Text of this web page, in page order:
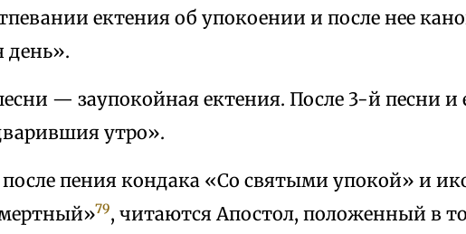
ектения об упокоении и после нее
день».
— заупокойная ектения. После 3-й песни и
утро».
пения кондака «Со святыми упокой» и
79, читаются Апостол, положенный в